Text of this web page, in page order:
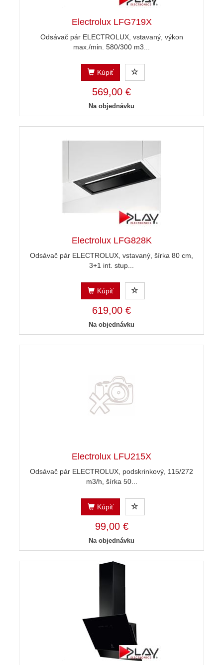
Electrolux LFG719X
Odsávač pár ELECTROLUX, vstavaný, výkon
max./min. 580/300 m3...
Kúpiť
569,00 €
Na objednávku
Electrolux LFG828K
Odsávač pár ELECTROLUX, vstavaný, šírka 80 cm,
3+1 int. stup...
Kúpiť
619,00 €
Na objednávku
Electrolux LFU215X
Odsávač pár ELECTROLUX, podskrinkový, 115/272
m3/h, šírka 50...
Kúpiť
99,00 €
Na objednávku